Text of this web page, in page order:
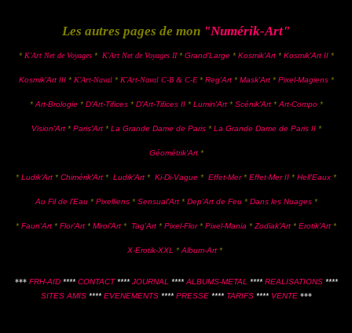
Les autres pages de mon "Numérik-Art"
*- K'Art Net de Voyages*- K'Art Net de Voyages II * Grand'Large* Kosmik'Art* Kosmik'Art II*
Kosmik'Art III * K'Art-Naval*- K'Art-Naval C-B & C-E * Reg'Art* Mask'Art* Pixel-Magiens*
*- Art-Brologie* D'Art-Tifices * D'Art-Tifices II * Lumin'Art* Scénik'Art* Art-Compo*
Vision'Art * Paris'Art* La Grande Dame de Paris* La Grande Dame de Paris II *
Géométrik'Art *
* Ludik'Art * Chimérik'Art * Ludik'Art * Ki-Di-Vague * Effet-Mer* Effet-Mer II * Hell'Eaux *
Au Fil de l'Eau * Pixelliens* Sensual'Art* Dep'Art de Feu* Dans les Nuages*
* Faun'Art * Flor'Art * Miroi'Art * Tag'Art * Pixel-Flor* Pixel-Mania * Zodiak'Art * Erotik'Art *
X-Erotik-XXL * Album-Art *
*** FRH-AID**** CONTACT **** JOURNAL **** ALBUMS-METAL **** REALISATIONS ****
SITES AMIS ****EVENEMENTS **** PRESSE **** TARIFS **** VENTE ***